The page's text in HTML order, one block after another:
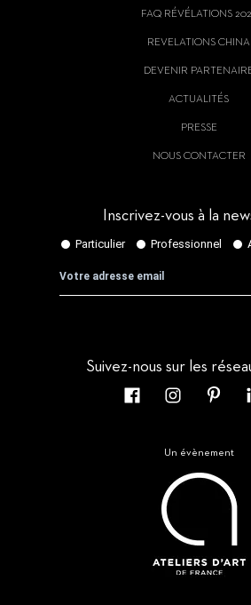
FAQ RÉVÉLATIONS
REVELATIONS CHINA
DEVENIR
ACTUALITÉS
PRESSE
NOUS CONTACTER
Inscrivez-vous à la
Suivez-nous sur les
Un évènement